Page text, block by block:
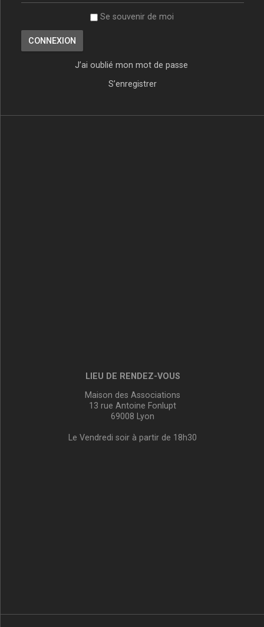
Se souvenir de moi
J’ai oublié mon mot de passe
S’enregistrer
LIEU DE RENDEZ-VOUS
Maison des Associations
13 rue Antoine Fonlupt
69008 Lyon
Le Vendredi soir à partir de 18h30